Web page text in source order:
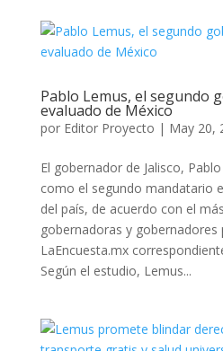
Pablo Lemus, el segundo
evaluado de México
por Editor Proyecto | May 20,
El gobernador de Jalisco,
como el segundo mandatario
del país, de acuerdo con el
gobernadoras y gobernadores
LaEncuesta.mx
Según el estudio, Lemus...